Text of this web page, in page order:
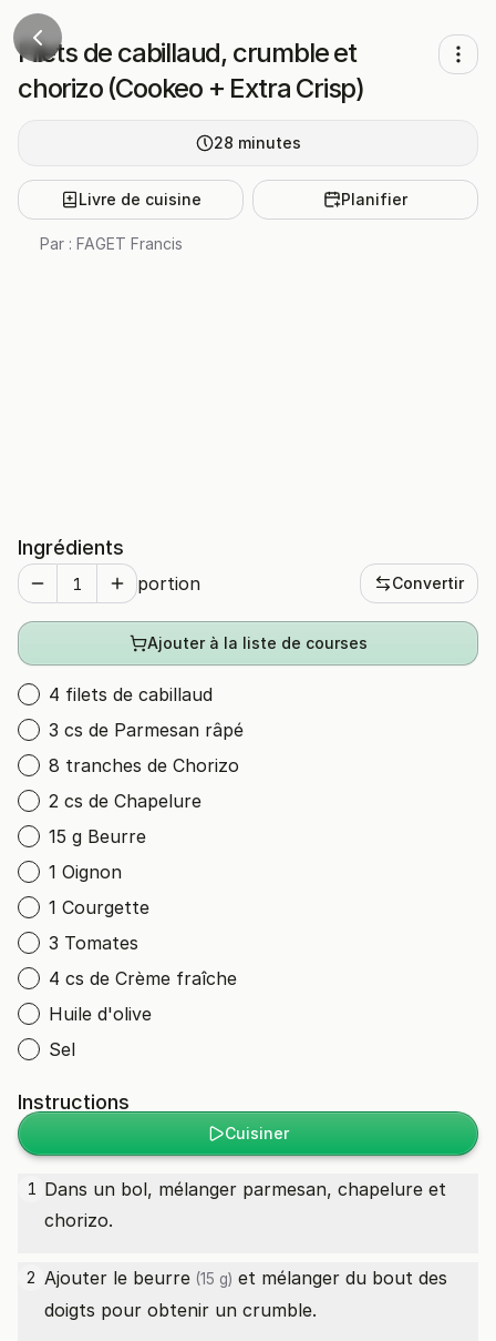
Filets de cabillaud, crumble et
chorizo (Cookeo + Extra Crisp)
28 minutes
Livre de cuisine Planifier
Par : FAGET Francis
Ingrédients
portion Convertir
Ajouter à la liste de courses
4 filets de cabillaud
3 cs de Parmesan râpé
8 tranches de Chorizo
2 cs de Chapelure
15 g Beurre
1 Oignon
1 Courgette
3 Tomates
4 cs de Crème fraîche
Huile d'olive
Sel
Instructions
Cuisiner
1 Dans un bol, mélanger parmesan, chapelure et
chorizo.
2 Ajouter le beurre (15 g) et mélanger du bout des
doigts pour obtenir un crumble.